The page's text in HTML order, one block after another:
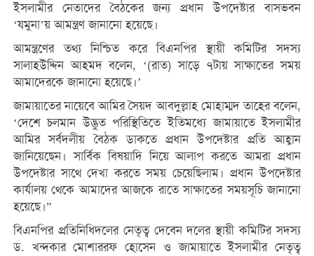
ইসলামীর নেতাদের বৈঠকের জন্য প্রধান উপদেষ্টার বাসভবন
‘যমুনা’য় আমন্ত্রণ জানানো হয়েছে।
আমন্ত্রণের তথ্য নিশ্চিত করে বিএনপির স্থায়ী কমিটির সদস্য
সালাহউদ্দিন আহমদ বলেন, ‘(রাত) সাড়ে ৭টায় সাক্ষাতের সময়
আমাদেরকে জানানো হয়েছে।’
জামায়াতের নায়েবে আমির সৈয়দ আবদুল্লাহ মোহাম্মদ তাহের বলেন,
‘দেশে চলমান উদ্ভুত পরিস্থিতিতে ইতিমধ্যে জামায়াতে ইসলামীর
আমির সর্বদলীয় বৈঠক ডাকতে প্রধান উপদেষ্টার প্রতি আহ্বান
জানিয়েছেন। সার্বিক বিষয়াদি নিয়ে আলাপ করতে আমরা প্রধান
উপদেষ্টার সাথে দেখা করতে সময় চেয়েছিলাম। প্রধান উপদেষ্টার
কার্যালয় থেকে আমাদের আজকে রাতে সাক্ষাতের সময়সূচি জানানো
হয়েছে।”
বিএনপির প্রতিনিধিদলের নেতৃত্ব দেবেন দলের স্থায়ী কমিটির সদস্য
ড. খন্দকার মোশাররফ হোসেন ও জামায়াতে ইসলামীর নেতৃত্ব